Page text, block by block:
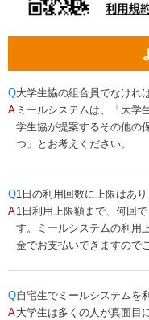
Q大学生協の組合員でなけれ
A ミールシステムは、「大学
学生協が提案するその他の
つ」とお考えください。
Q1日の利用回数に上限はあり
A1日利用上限額まで、何回
す。ミールシステムの利用
金でお支払いできますので
Q自宅生でミールシステムを
A大学生は多くの人が真面目